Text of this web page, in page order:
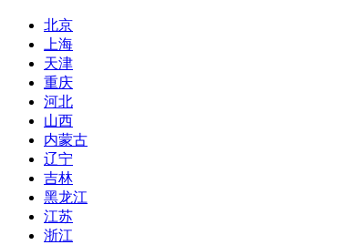
北京
上海
天津
重庆
河北
山西
内蒙古
辽宁
吉林
黑龙江
江苏
浙江